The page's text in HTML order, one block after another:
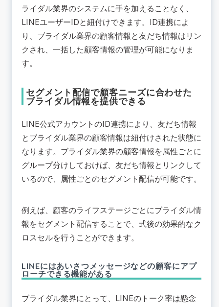
ライダル業界のシステムに手を加えることなく、
LINEユーザーIDと紐付けできます。ID連携によ
り、ブライダル業界の顧客情報と友だち情報はリン
クされ、一括した顧客情報の管理が可能になりま
す。
セグメント配信で顧客ニーズに合わせた
ブライダル情報を提供できる
LINE公式アカウントのID連携により、友だち情報
とブライダル業界の顧客情報は紐付けされた状態に
なります。ブライダル業界の顧客情報を属性ごとに
グループ分けしておけば、友だち情報とリンクして
いるので、属性ごとのセグメント配信が可能です。
例えば、顧客のライフステージごとにブライダル情
報をセグメント配信することで、式後の効果的なク
ロスセルを行うことができます。
LINEにはあいさつメッセージなどの顧客にアプ
ローチできる機能がある
ブライダル業界にとって、LINEのトーク率は懸念